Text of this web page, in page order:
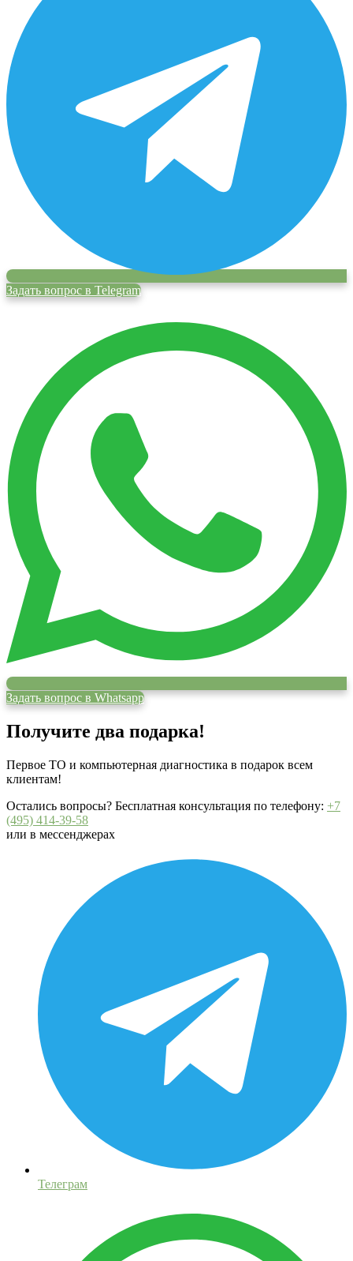
Задать вопрос в Telegram
Задать вопрос в Whatsapp
Получите два подарка!
Первое ТО и компьютерная диагностика в подарок всем
клиентам!
Остались вопросы? Бесплатная консультация по телефону: +7
(495) 414-39-58
или в мессенджерах
Телеграм